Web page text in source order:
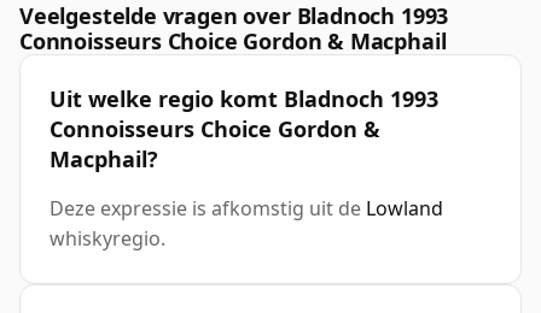
Veelgestelde vragen over Bladnoch 1993
Connoisseurs Choice Gordon & Macphail
Uit welke regio komt Bladnoch 1993
Connoisseurs Choice Gordon &
Macphail?
Deze expressie is afkomstig uit de Lowland
whiskyregio.